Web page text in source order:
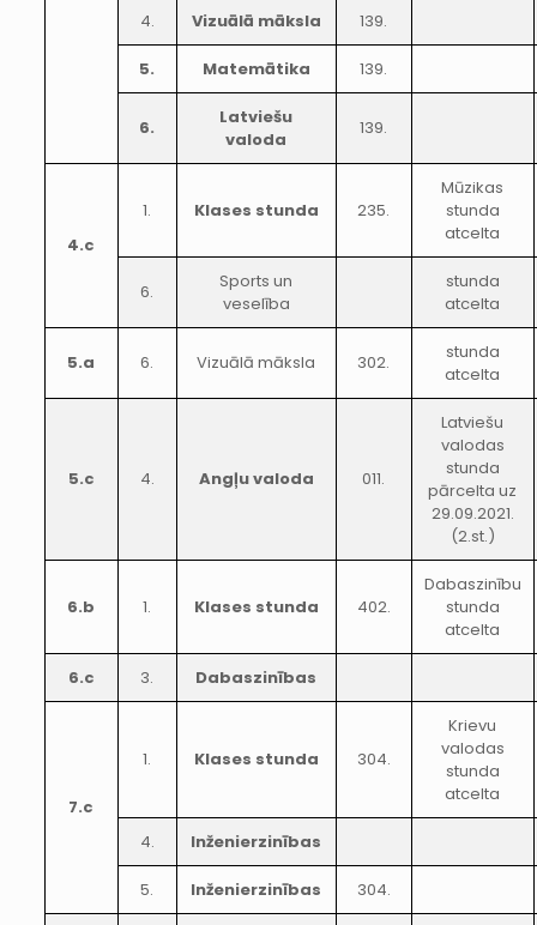
4. Vizuālā māksla 139.
5. Matemātika 139.
6.
Latviešu
valoda
139.
4.c
1. Klases stunda 235.
Mūzikas
stunda
atcelta
6.
Sports un
veselība
stunda
atcelta
5.a 6. Vizuālā māksla 302.
stunda
atcelta
5.c 4. Angļu valoda 011.
Latviešu
valodas
stunda
pārcelta uz
29.09.2021.
(2.st.)
6.b 1. Klases stunda 402.
Dabaszinību
stunda
atcelta
6.c 3. Dabaszinības
7.c
1. Klases stunda 304.
Krievu
valodas
stunda
atcelta
4. Inženierzinības
5. Inženierzinības 304.